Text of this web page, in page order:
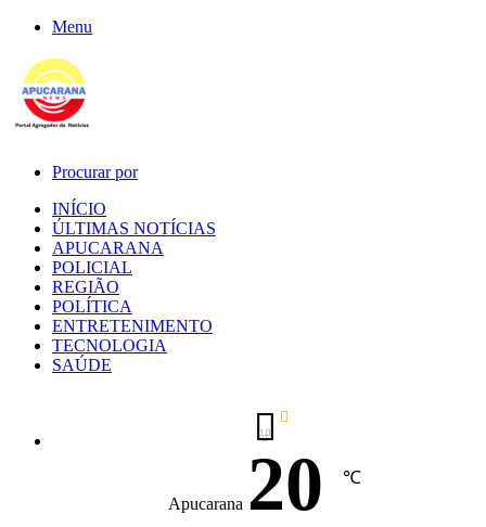
Menu
Procurar por
INÍCIO
ÚLTIMAS NOTÍCIAS
APUCARANA
POLICIAL
REGIÃO
POLÍTICA
ENTRETENIMENTO
TECNOLOGIA
SAÚDE
Apucarana 20 ℃